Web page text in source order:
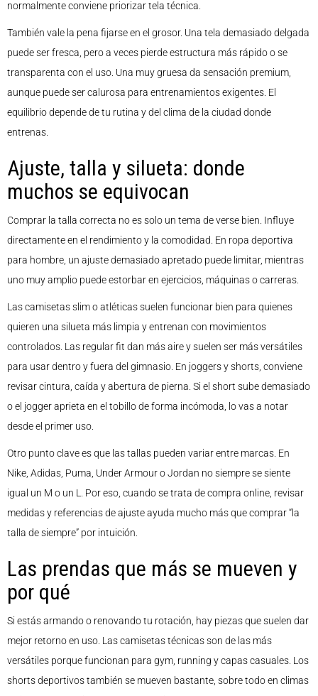
normalmente conviene priorizar tela técnica.
También vale la pena fijarse en el grosor. Una tela demasiado delgada
puede ser fresca, pero a veces pierde estructura más rápido o se
transparenta con el uso. Una muy gruesa da sensación premium,
aunque puede ser calurosa para entrenamientos exigentes. El
equilibrio depende de tu rutina y del clima de la ciudad donde
entrenas.
Ajuste, talla y silueta: donde
muchos se equivocan
Comprar la talla correcta no es solo un tema de verse bien. Influye
directamente en el rendimiento y la comodidad. En ropa deportiva
para hombre, un ajuste demasiado apretado puede limitar, mientras
uno muy amplio puede estorbar en ejercicios, máquinas o carreras.
Las camisetas slim o atléticas suelen funcionar bien para quienes
quieren una silueta más limpia y entrenan con movimientos
controlados. Las regular fit dan más aire y suelen ser más versátiles
para usar dentro y fuera del gimnasio. En joggers y shorts, conviene
revisar cintura, caída y abertura de pierna. Si el short sube demasiado
o el jogger aprieta en el tobillo de forma incómoda, lo vas a notar
desde el primer uso.
Otro punto clave es que las tallas pueden variar entre marcas. En
Nike, Adidas, Puma, Under Armour o Jordan no siempre se siente
igual un M o un L. Por eso, cuando se trata de compra online, revisar
medidas y referencias de ajuste ayuda mucho más que comprar “la
talla de siempre” por intuición.
Las prendas que más se mueven y
por qué
Si estás armando o renovando tu rotación, hay piezas que suelen dar
mejor retorno en uso. Las camisetas técnicas son de las más
versátiles porque funcionan para gym, running y capas casuales. Los
shorts deportivos también se mueven bastante, sobre todo en climas